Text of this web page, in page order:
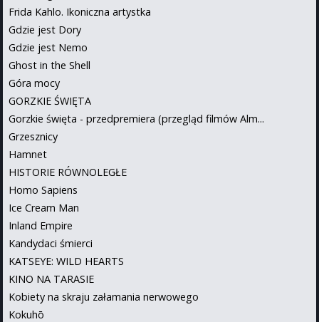
Frida Kahlo. Ikoniczna artystka
Gdzie jest Dory
Gdzie jest Nemo
Ghost in the Shell
Góra mocy
GORZKIE ŚWIĘTA
Gorzkie święta - przedpremiera (przegląd filmów Alm...
Grzesznicy
Hamnet
HISTORIE RÓWNOLEGŁE
Homo Sapiens
Ice Cream Man
Inland Empire
Kandydaci śmierci
KATSEYE: WILD HEARTS
KINO NA TARASIE
Kobiety na skraju załamania nerwowego
Kokuhō